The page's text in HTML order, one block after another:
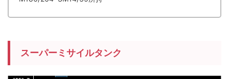
スーパーミサイルタンク